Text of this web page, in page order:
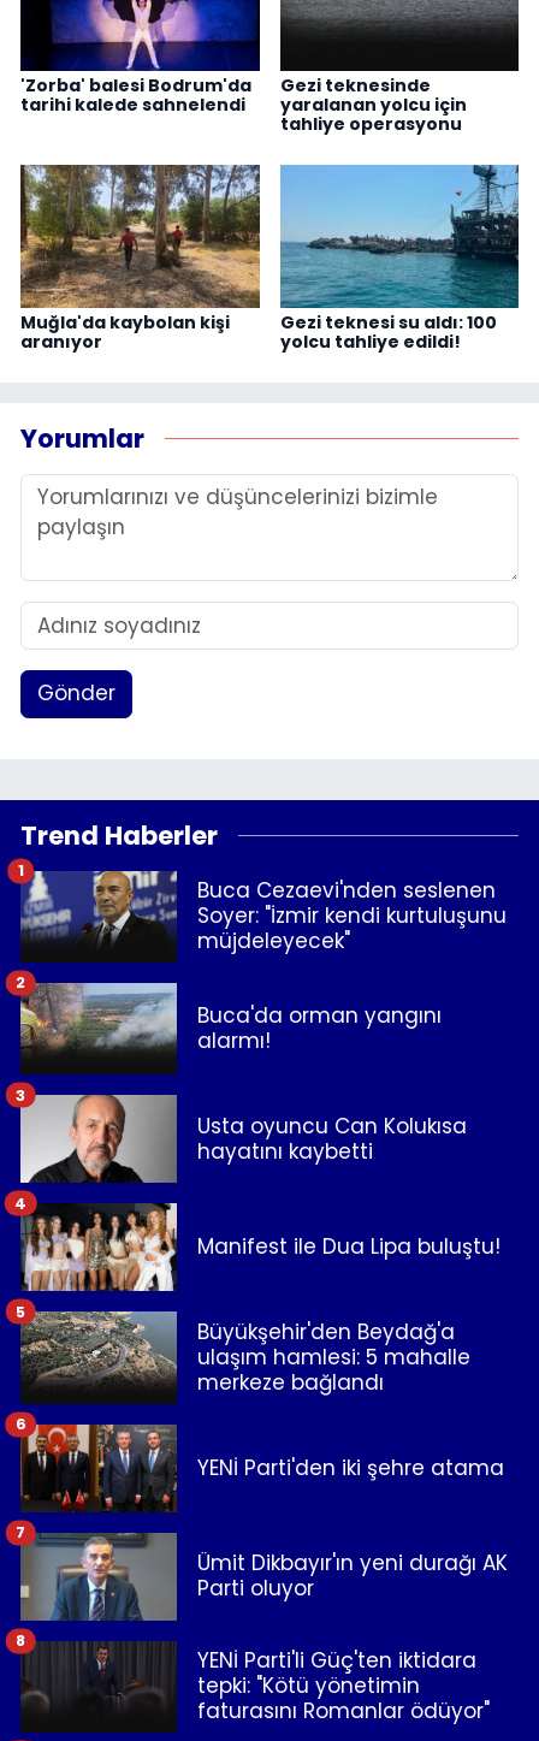
'Zorba' balesi Bodrum'da
tarihi kalede sahnelendi
Gezi teknesinde
yaralanan yolcu için
tahliye operasyonu
Muğla'da kaybolan kişi
aranıyor
Gezi teknesi su aldı: 100
yolcu tahliye edildi!
Yorumlar
Gönder
Trend Haberler
Buca Cezaevi'nden seslenen
Soyer: "İzmir kendi kurtuluşunu
müjdeleyecek"
1
Buca'da orman yangını
alarmı!
2
Usta oyuncu Can Kolukısa
hayatını kaybetti
3
Manifest ile Dua Lipa buluştu!
4
Büyükşehir'den Beydağ'a
ulaşım hamlesi: 5 mahalle
merkeze bağlandı
5
YENİ Parti'den iki şehre atama
6
Ümit Dikbayır'ın yeni durağı AK
Parti oluyor
7
YENİ Parti'li Güç'ten iktidara
tepki: "Kötü yönetimin
faturasını Romanlar ödüyor"
8